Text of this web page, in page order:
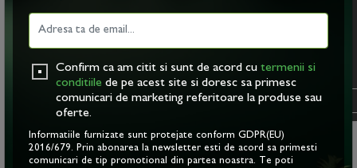
Ce conține pachetul:
● 5 cutii de suc 100% natural de cătină 3L (100%
cătină).
De ce să consumi suc de cătină?
Fiecare suc natural din acest pachet este o sursă
buna funcționare a tuturor funcțiilor organismului.
Toate sucurile sunt obținute din ingrediente
cookie
OK
Confirm ca am citit si sunt de acord cu termenii si
conditiile de pe acest site si doresc sa primesc
comunicari de marketing referitoare la produse sau
oferte.
Informatiile furnizate sunt protejate conform GDPR(EU)
2016/679. Prin abonarea la newsletter esti de acord sa primesti
comunicari de tip promotional din partea noastra. Te poti